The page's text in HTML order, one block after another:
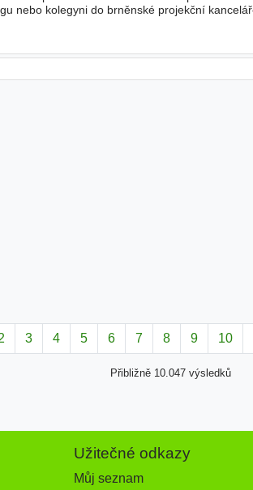
nebo kolegyni do brněnské projekční
3 4 5 6 7 8 9 10
Přibližně 10.047 výsledků
Užitečné odkazy
Můj seznam